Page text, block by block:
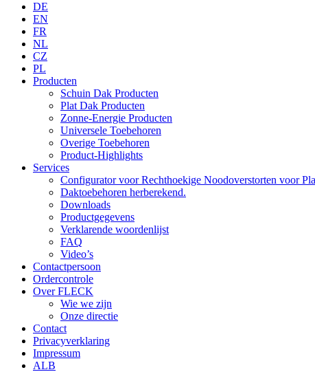
DE
EN
FR
NL
CZ
PL
Producten
Schuin Dak Producten
Plat Dak Producten
Zonne-Energie Producten
Universele Toebehoren
Overige Toebehoren
Product-Highlights
Services
Configurator voor Rechthoekige Noodoverstorten voor
Daktoebehoren herberekend.
Downloads
Productgegevens
Verklarende woordenlijst
FAQ
Video’s
Contactpersoon
Ordercontrole
Over FLECK
Wie we zijn
Onze directie
Contact
Privacyverklaring
Impressum
ALB